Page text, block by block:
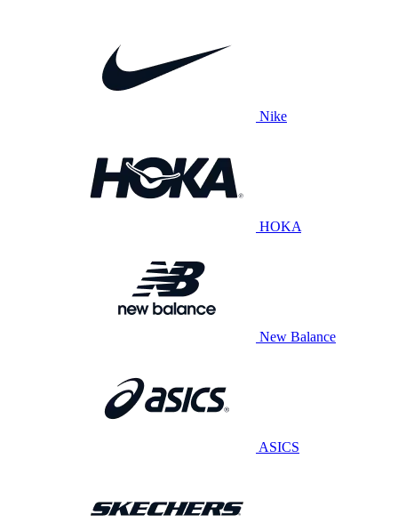
Nike
HOKA
New Balance
ASICS